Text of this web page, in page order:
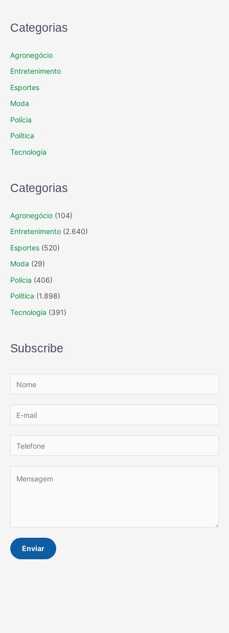
Categorias
Agronegócio
Entretenimento
Esportes
Moda
Polícia
Política
Tecnologia
Categorias
Agronegócio (104)
Entretenimento (2.640)
Esportes (520)
Moda (29)
Polícia (406)
Política (1.898)
Tecnologia (391)
Subscribe
Enviar